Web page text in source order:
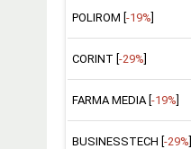
POLIROM [ -19%
CORINT [ -29%
FARMA MEDIA [ -19%
BUSINESSTECH [-29%]